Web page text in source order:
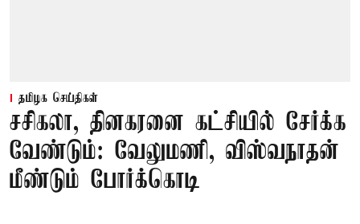
தமிழக செய்திகள்
சசிகலா, தினகரனை கட்சியில் சேர்க்க
வேண்டும்: வேலுமணி, விஸ்வநாதன்
மீண்டும் போர்க்கொடி